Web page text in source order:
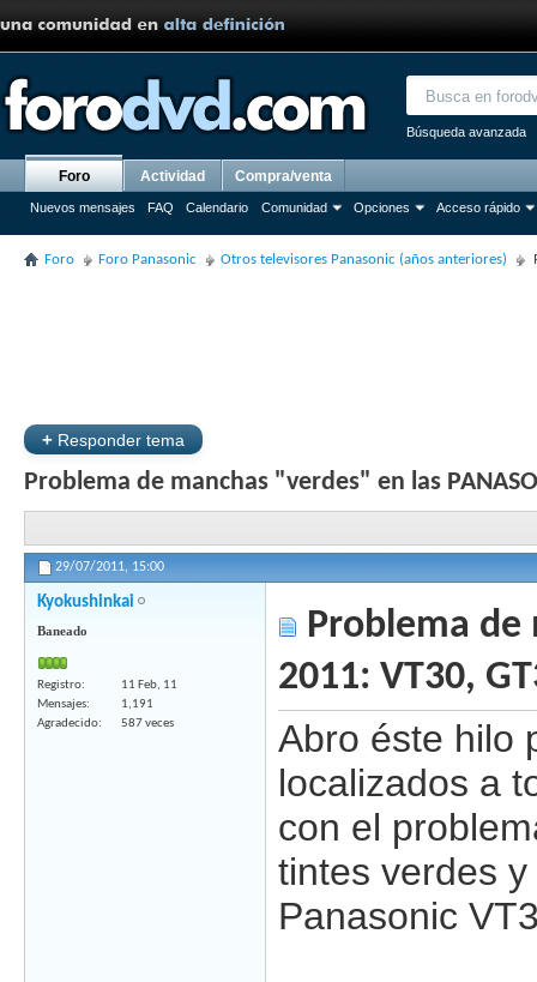
Búsqueda avanzada
Foro
Nuevos mensajes FAQ Calendario Comunidad Opciones Acceso rápido
Actividad Compra/venta
Foro Foro Panasonic Otros televisores Panasonic (años anteriores)
+ Responder tema
Problema de manchas "verdes" en las
29/07/2011, 15:00
Kyokushinkai
Baneado
Registro
11 Feb, 11
Mensajes
1,191
Agradecido
587 veces
Problema de
2011: VT30,
Abro éste hilo
localizados a
con el
tintes verdes
Panasonic